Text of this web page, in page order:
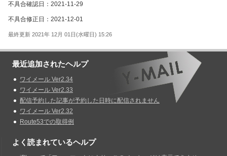
不具合確認日：2021-11-29
不具合修正日： 2021-12-01
最終更新 2021年 12月 01日(水曜日) 15:26
最近追加されたヘルプ
ワイメール Ver2.34
ワイメール Ver2.33
配信予約した記事が予約した日時に配信されません
ワイメール Ver2.32
Route53での取得例
よく読まれているヘルプ